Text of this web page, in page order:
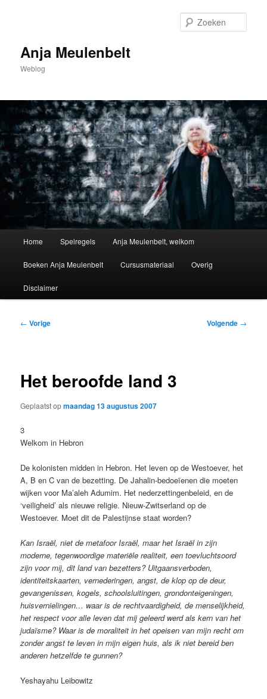
inhoudAnja Meulenbelt
Weblog
Home Spelregels Anja Meulenbelt, welkom
Boeken Anja Meulenbelt Cursusmateriaal Overig
Disclaimer
Bericht
← Vorige Volgende →
Het beroofde land 3
Geplaatst opmaandag 13 augustus 2007
3
Welkom in Hebron
De kolonisten midden in Hebron. Het leven op de Westoever, het
A, B en C van de bezetting. De Jahalin-bedoeïenen die moeten
wijken voor Ma’aleh Adumim. Het nederzettingenbeleid, en de
‘veiligheid’ als nieuwe religie. Nieuw-Zwitserland op de
Westoever. Moet dit de Palestijnse staat worden?
Kan Israël, niet de metafoor Israël, maar het Israël in zijn
moderne, tegenwoordige materiële realiteit, een toevluchtsoord
zijn voor mij, dit land van bezetters? Uitgaansverboden,
identiteitskaarten, vernederingen, angst, de klop op de deur,
gevangenissen, kogels, schoolsluitingen, grondonteigeningen,
huisvernielingen… waar is de rechtvaardigheid, de menselijkheid,
het respect voor alle leven dat mij geleerd werd als kern van het
judaïsme? Waar is de moraliteit in het opeisen van mijn recht om
zonder angst te leven in mijn eigen huis, als ik niet bereid ben
anderen hetzelfde te gunnen?
Yeshayahu Leibowitz